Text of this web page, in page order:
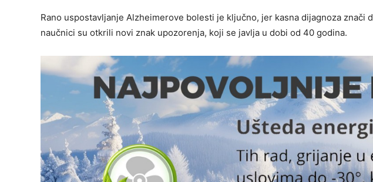
Rano uspostavljanje Alzheimerove bolesti je ključno, jer kasna dijagnoza
naučnici su otkrili novi znak upozorenja, koji se javlja u dobi od 40 godina.